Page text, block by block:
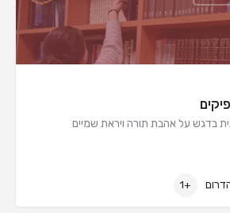
בדגש על אהבת תורה ויראת שמיים
+1